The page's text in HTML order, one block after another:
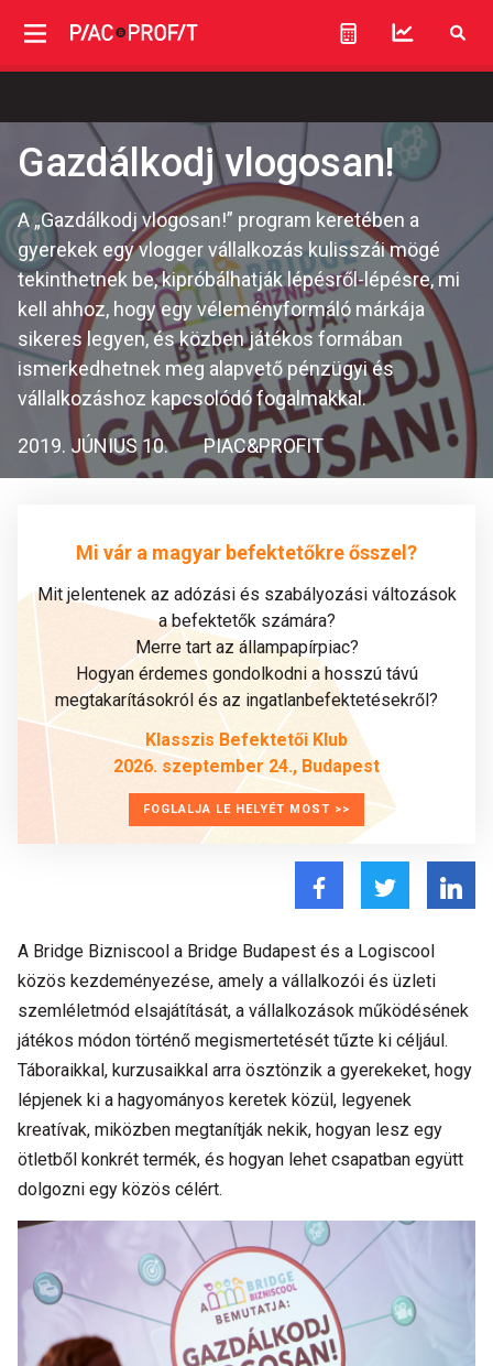
Gazdálkodj vlogosan!
A „Gazdálkodj vlogosan!” program keretében a
gyerekek egy vlogger vállalkozás kulisszái mögé
tekinthetnek be, kipróbálhatják lépésről-lépésre, mi
kell ahhoz, hogy egy véleményformáló márkája
sikeres legyen, és közben játékos formában
ismerkedhetnek meg alapvető pénzügyi és
vállalkozáshoz kapcsolódó fogalmakkal.
2019. JÚNIUS 10. PIAC&PROFIT
Mi vár a magyar befektetőkre ősszel?
Mit jelentenek az adózási és szabályozási változások
a befektetők számára?
Merre tart az állampapírpiac?
Hogyan érdemes gondolkodni a hosszú távú
megtakarításokról és az ingatlanbefektetésekről?
Klasszis Befektetői Klub
2026. szeptember 24., Budapest
FOGLALJA LE HELYÉT MOST >>
A Bridge Bizniscool a Bridge Budapest és a Logiscool
közös kezdeményezése, amely a vállalkozói és üzleti
szemléletmód elsajátítását, a vállalkozások működésének
játékos módon történő megismertetését tűzte ki céljául.
Táboraikkal, kurzusaikkal arra ösztönzik a gyerekeket, hogy
lépjenek ki a hagyományos keretek közül, legyenek
kreatívak, miközben megtanítják nekik, hogyan lesz egy
ötletből konkrét termék, és hogyan lehet csapatban együtt
dolgozni egy közös célért.